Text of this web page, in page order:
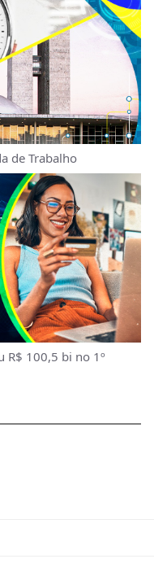
de Trabalho
R$ 100,5 bi no 1º